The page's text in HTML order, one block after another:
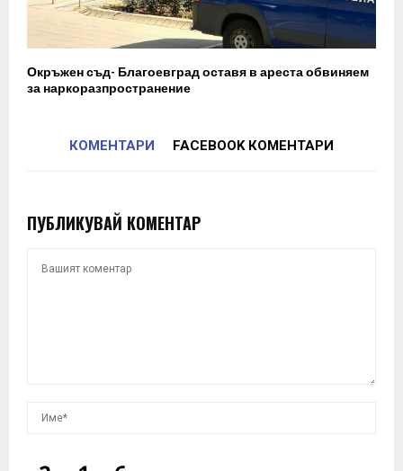
Окръжен съд- Благоевград оставя в ареста обвиняем
за наркоразпространение
КОМЕНТАРИ FACEBOOK КОМЕНТАРИ
ПУБЛИКУВАЙ КОМЕНТАР